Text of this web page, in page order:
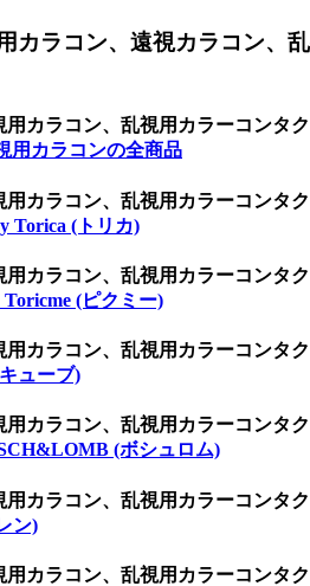
カラコン、遠視カラコン、
カラコン、乱視用カラーコンタ
用カラコンの全商品
カラコン、乱視用カラーコンタ
Torica (トリカ)
カラコン、乱視用カラーコンタ
Toricme (ピクミー)
カラコン、乱視用カラーコンタ
ューブ)
カラコン、乱視用カラーコンタ
(ボシュロム)
カラコン、乱視用カラーコンタ
ン)
カラコン、乱視用カラーコンタ